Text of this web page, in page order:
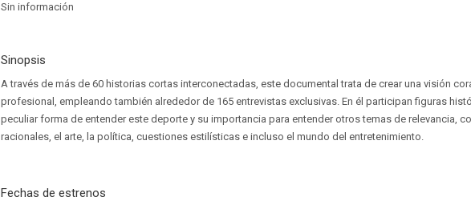
Sin información
Sinopsis
A través de más de 60 historias cortas interconectadas, este documental trata de crear una visión
profesional, empleando también alrededor de 165 entrevistas exclusivas. En él participan figuras
peculiar forma de entender este deporte y su importancia para entender otros temas de relevancia,
racionales, el arte, la política, cuestiones estilísticas e incluso el mundo del entretenimiento.
Fechas de estrenos